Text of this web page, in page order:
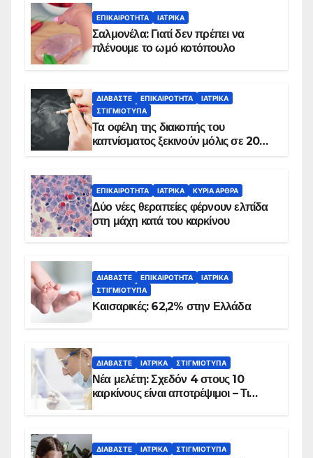
ΕΠΙΚΑΙΡΌΤΗΤΑ ΙΑΤΡΙΚΆ
Σαλμονέλα: Γιατί δεν πρέπει να
πλένουμε το ωμό κοτόπουλο
ΔΙΑΒΆΣΤΕ ΕΠΙΚΑΙΡΌΤΗΤΑ
ΙΑΤΡΙΚΆ
ΣΤΙΓΜΙΌΤΥΠΑ
Τα οφέλη της διακοπής του
καπνίσματος ξεκινούν μόλις σε 20
ΕΠΙΚΑΙΡΌΤΗΤΑ ΙΑΤΡΙΚΆ ΚΥΡΙΑ ΑΡΘΡΑ
Δύο νέες θεραπείες φέρνουν ελπίδα
στη μάχη κατά του καρκίνου
ΔΙΑΒΆΣΤΕ ΕΠΙΚΑΙΡΌΤΗΤΑ
ΙΑΤΡΙΚΆ
ΣΤΙΓΜΙΌΤΥΠΑ
Καισαρικές: 62,2% στην Ελλάδα
ΔΙΑΒΆΣΤΕ ΙΑΤΡΙΚΆ ΣΤΙΓΜΙΌΤΥΠΑ
Νέα μελέτη: Σχεδόν 4 στους 10
καρκίνους είναι αποτρέψιμοι – Τι
ΔΙΑΒΆΣΤΕ ΙΑΤΡΙΚΆ ΣΤΙΓΜΙΌΤΥΠΑ